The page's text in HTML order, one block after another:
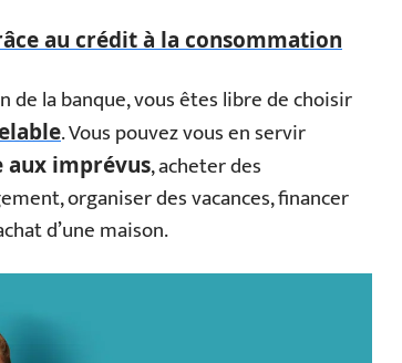
au crédit à la consommation
de la banque, vous êtes libre de choisir
. Vous pouvez vous en servir
aux imprévus, acheter des
organiser des vacances, financer
d’une maison.